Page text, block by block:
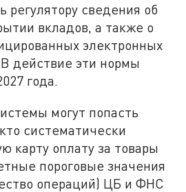
регулятору сведения об
вкладов, а также о
электронных
действие эти нормы
года.
могут попасть
систематически
карту оплату за товары
пороговые значения
операций) ЦБ и ФНС